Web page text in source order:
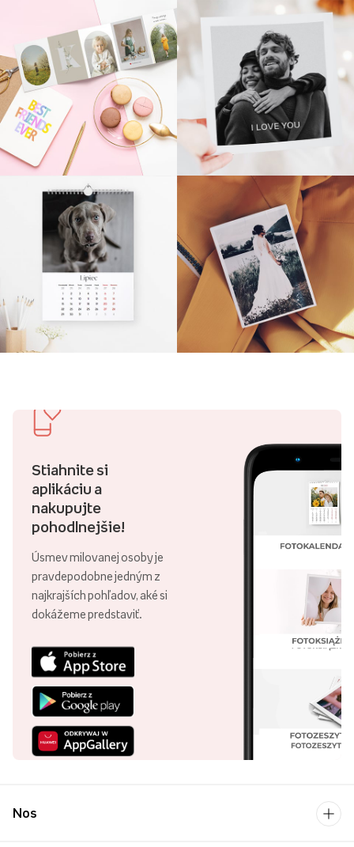
Stiahnite si
aplikáciu a
nakupujte
pohodlnejšie!
Úsmev milovanej osoby je
pravdepodobne jedným z
najkrajších pohľadov, aké si
dokážeme predstaviť.
Nos